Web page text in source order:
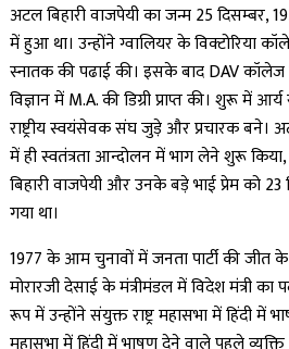
अटल बिहारी वाजपेयी का जन्म 25 दिसम्बर,
में हुआ था। उन्होंने ग्वालियर के विक्टोरिया
स्नातक की पढाई की। इसके बाद DAV कॉलेज
विज्ञान में M.A. की डिग्री प्राप्त की। शुरू में
राष्ट्रीय स्वयंसेवक संघ जुड़े और प्रचारक बने।
में ही स्वतंत्रता आन्दोलन में भाग लेने शुरू
बिहारी वाजपेयी और उनके बड़े भाई प्रेम को 23
गया था।
1977 के आम चुनावों में जनता पार्टी की जीत
मोरारजी देसाई के मंत्रीमंडल में विदेश मंत्री का
रूप में उन्होंने संयुक्त राष्ट्र महासभा में हिंदी में